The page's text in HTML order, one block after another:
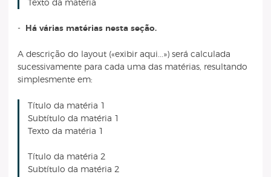
Texto da matéria
- Há várias matérias nesta seção.
A descrição do layout («exibir aqui...») será calculada
sucessivamente para cada uma das matérias, resultando
simplesmente em:
Título da matéria 1
Subtítulo da matéria 1
Texto da matéria 1
Título da matéria 2
Subtítulo da matéria 2